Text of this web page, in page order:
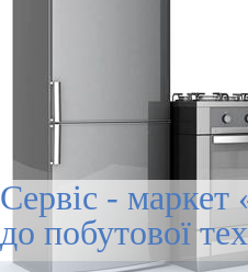
Сервіс -
до побутової